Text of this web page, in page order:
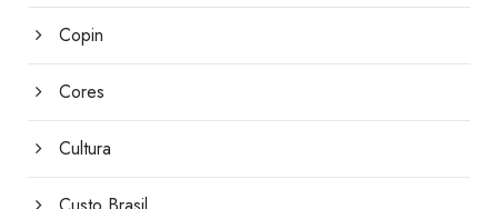
Copin
Cores
Cultura